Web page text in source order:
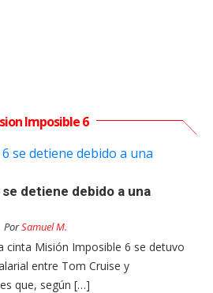
Imposible 6
detiene debido a una
PorSamuel M.
cinta Misión Imposible 6 se detuvo
entre Tom Cruise y
que, según […]